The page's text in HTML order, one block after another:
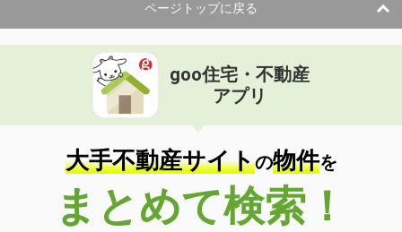
ページトップに戻る
goo住宅・不動産
アプリ
大手不動産サイトの物件を
まとめて検索！